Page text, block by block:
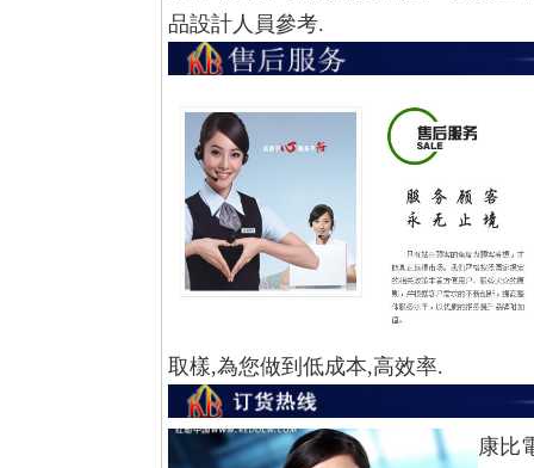
品設計人員參考.
取樣,為您做到低成本,高效率.
康比